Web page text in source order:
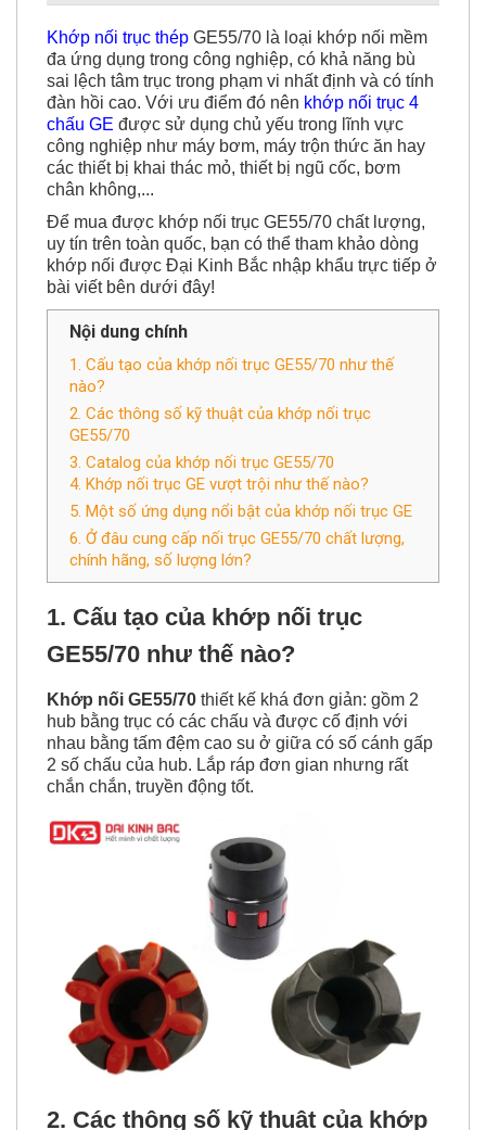
CHÍNH SÁCH BẢO HÀNH THÔNG TIN CÔNG TY
Khớp nối trục thép GE55/70 là loại khớp nối mềm
đa ứng dụng trong công nghiệp, có khả năng bù
sai lệch tâm trục trong phạm vi nhất định và có tính
đàn hồi cao. Với ưu điểm đó nênkhớp nối trục 4
chấu GEđược sử dụng chủ yếu trong lĩnh vực
công nghiệp như máy bơm, máy trộn thức ăn hay
các thiết bị khai thác mỏ, thiết bị ngũ cốc, bơm
chân không,...
Để mua được khớp nối trục GE55/70 chất lượng,
uy tín trên toàn quốc, bạn có thể tham khảo dòng
khớp nối được Đại Kinh Bắc nhập khẩu trực tiếp ở
bài viết bên dưới đây!
Nội dung chính
1. Cấu tạo của khớp nối trục GE55/70 như thế
nào?
2. Các thông số kỹ thuật của khớp nối trục
GE55/70
3. Catalog của khớp nối trục GE55/70
4. Khớp nối trục GE vượt trội như thế nào?
5. Một số ứng dụng nổi bật của khớp nối trục GE
6. Ở đâu cung cấp nối trục GE55/70 chất lượng,
chính hãng, số lượng lớn?
1. Cấu tạo của khớp nối trục
Khớp nối GE55/70thiết kế khá đơn giản: gồm 2
hub bằng trục có các chấu và được cố định với
nhau bằng tấm đệm cao su ở giữa có số cánh gấp
2 số chấu của hub. Lắp ráp đơn gian nhưng rất